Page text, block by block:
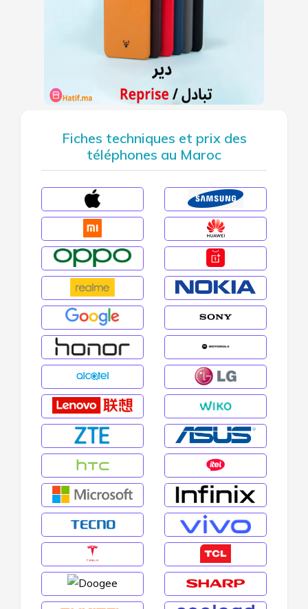
Fiches techniques et prix des
téléphones au Maroc